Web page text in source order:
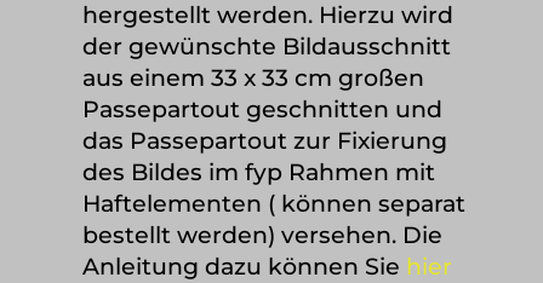
hergestellt werden. Hierzu wird
der gewünschte Bildausschnitt
aus einem 33 x 33 cm großen
Passepartout geschnitten und
das Passepartout zur Fixierung
des Bildes im fyp Rahmen mit
Haftelementen ( können separat
bestellt werden) versehen. Die
Anleitung dazu können Sie hier